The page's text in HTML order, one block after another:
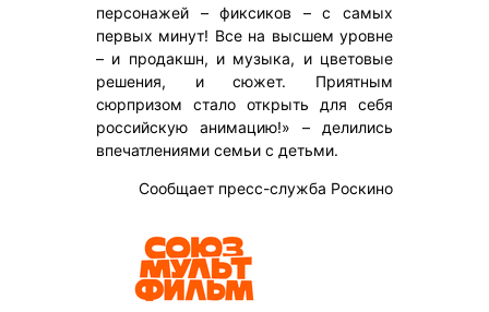
персонажей – фиксиков – с самых
первых минут! Все на высшем уровне
– и продакшн, и музыка, и цветовые
решения, и сюжет. Приятным
сюрпризом стало открыть для себя
российскую анимацию!» – делились
впечатлениями семьи с детьми.
Сообщает пресс-служба Роскино